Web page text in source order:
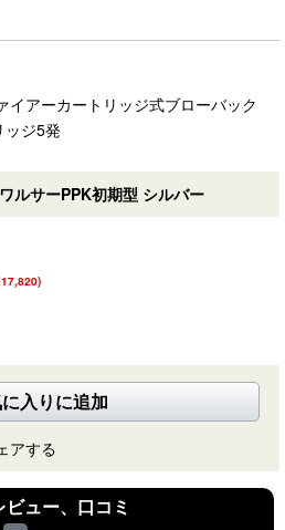
イアーカートリッジ式ブローバック
ッジ5発
ルサーPPK初期型 シルバー
入りに追加
アする
ュー、口コミ